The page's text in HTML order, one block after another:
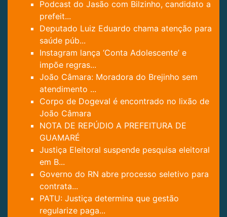
Podcast do Jasão com Bilzinho, candidato a
prefeit...
Deputado Luiz Eduardo chama atenção para
saúde púb...
Instagram lança ‘Conta Adolescente’ e
impõe regras...
João Câmara: Moradora do Brejinho sem
atendimento ...
Corpo de Dogeval é encontrado no lixão de
João Câmara
NOTA DE REPÚDIO A PREFEITURA DE
GUAMARÉ
Justiça Eleitoral suspende pesquisa eleitoral
em B...
Governo do RN abre processo seletivo para
contrata...
PATU: Justiça determina que gestão
regularize paga...